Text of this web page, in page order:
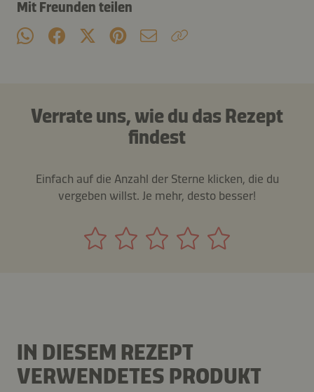
Mit Freunden teilen
Verrate uns, wie du das Rezept
findest
Einfach auf die Anzahl der Sterne klicken, die du
vergeben willst. Je mehr, desto besser!
IN DIESEM REZEPT
VERWENDETES PRODUKT